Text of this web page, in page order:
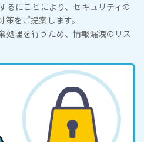
るにことにより、セキュリティの
をご提案します。
処理を行うため、情報漏洩のリス